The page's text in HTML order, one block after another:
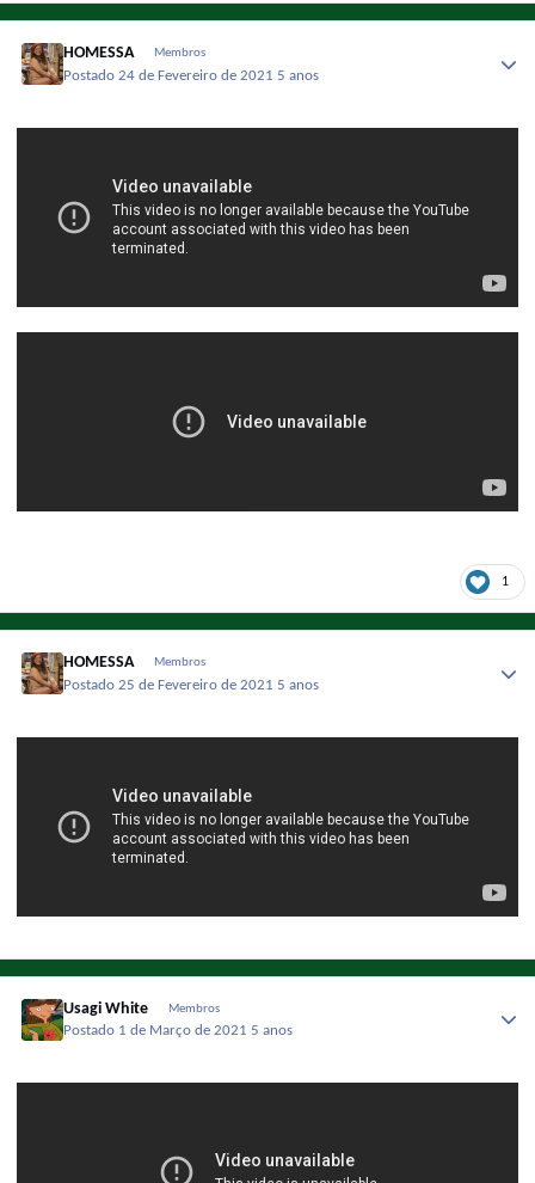
HOMESSA Membros
Postado24 de Fevereiro de 2021 5 anos
1
HOMESSA Membros
Postado25 de Fevereiro de 2021 5 anos
Usagi White Membros
Postado 1 de Março de 2021 5 anos